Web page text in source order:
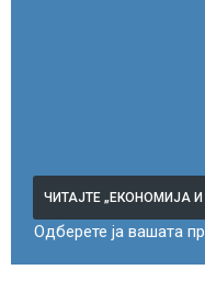
ЧИТАЈТЕ „ЕКОНОМИЈА И
Одберете ја вашата